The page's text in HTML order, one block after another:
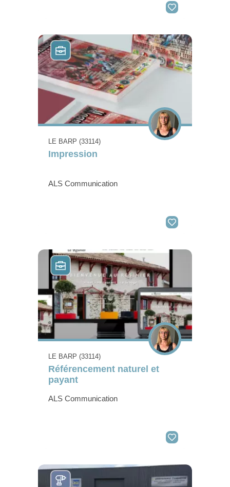
LE BARP (33114)
Impression
ALS Communication
LE BARP (33114)
Référencement naturel et
payant
ALS Communication